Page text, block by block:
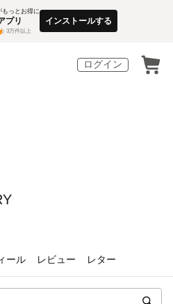
もっとお得に
プリ
3万件以上
インストールする
ログイン
ール レビュー レター